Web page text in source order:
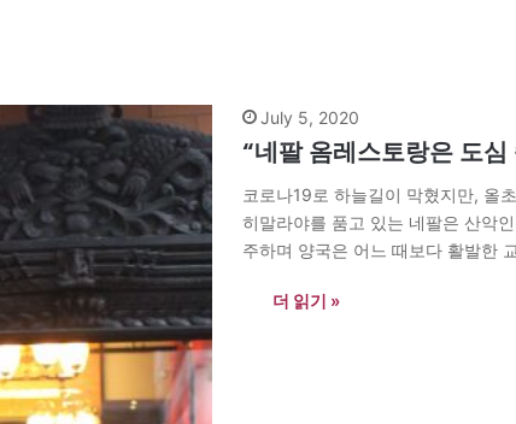
July 5, 2020
“네팔 옴레스토랑은 도
코로나19로 하늘길이 막혔지만, 올
히말라야를 품고 있는 네팔은 산악
주하며 양국은 어느 때보다 활발한
더 읽기 »